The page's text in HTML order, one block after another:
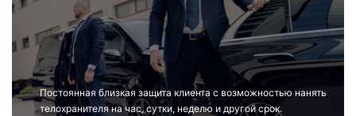
Постоянная близкая защита клиента с возможностью нанять
телохранителя на час, сутки, неделю и другой срок.